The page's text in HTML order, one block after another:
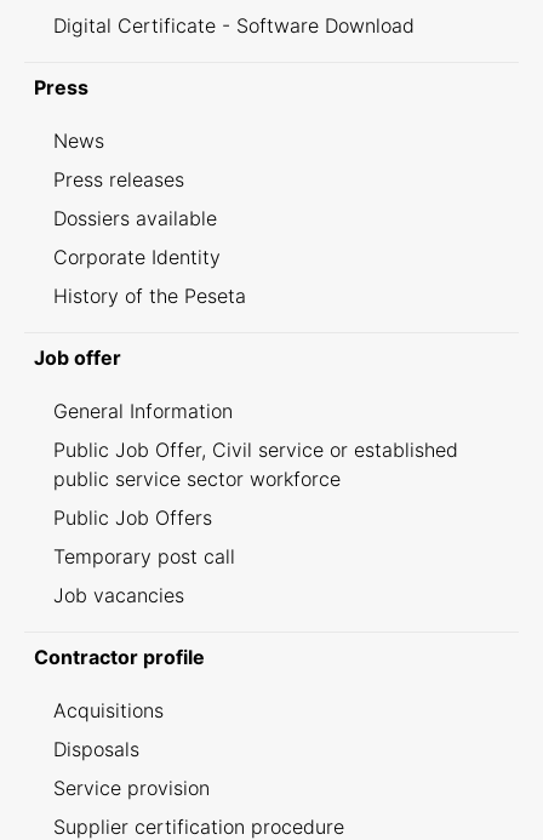
Digital Certificate - Software Download
Press
News
Press releases
Dossiers available
Corporate Identity
History of the Peseta
Job offer
General Information
Public Job Offer, Civil service or established
public service sector workforce
Public Job Offers
Temporary post call
Job vacancies
Contractor profile
Acquisitions
Disposals
Service provision
Supplier certification procedure